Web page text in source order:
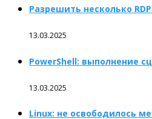
Разрешить несколько
13.03.2025
PowerShell: выполнение
13.03.2025
Linux: не освободилось